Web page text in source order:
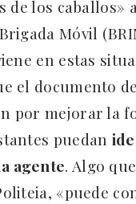
de los caballos»
Móvil
en estas
el documento
por mejorar la
puedan
agente. Algo
«puede